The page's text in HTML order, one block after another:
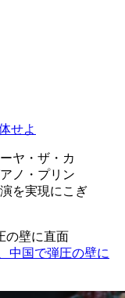
せよ
の壁に直面
中国で弾圧の壁に